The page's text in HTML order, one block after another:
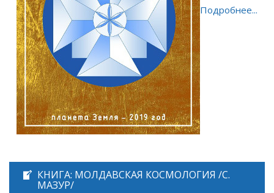
Подробнее...
КНИГА: МОЛДАВСКАЯ КОСМОЛОГИЯ /С.
МАЗУР/